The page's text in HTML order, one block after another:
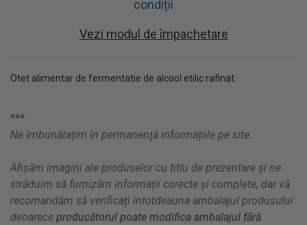
condiții
Vezi modul de împachetare
Otet alimentar de fermentatie de alcool etilic rafinat.
***
Ne îmbunătațim în permanență informațiile pe site.
Afișăm imagini ale produselor cu titlu de prezentare și ne
străduim să furnizăm informații corecte și complete, dar vă
recomandăm să verificați întotdeauna ambalajul produsului
deoarece producătorul poate modifica ambalajul fără